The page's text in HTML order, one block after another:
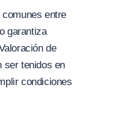
entre
garantiza
de
ser tenidos en
condiciones